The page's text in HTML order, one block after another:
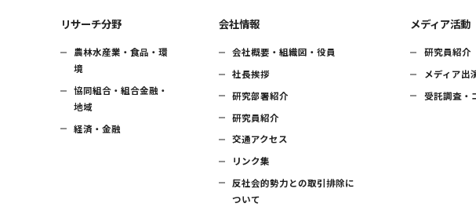
リサーチ分野
農林水産業・食品・環
境
協同組合・組合金融・
地域
経済・金融
会社情報
会社概要・組織図・役員
社長挨拶
研究部署紹介
研究員紹介
交通アクセス
リンク集
反社会的勢力との取引排除に
ついて
メディア活動
研究員紹介
メディア出
受託調査・